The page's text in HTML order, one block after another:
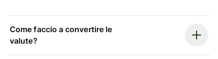
Come faccio a convertire le
valute?